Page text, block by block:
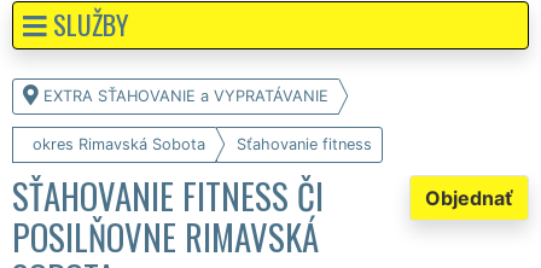
EXTRA SŤAHOVANIE a VYPRATÁVANIE
okres Rimavská Sobota Sťahovanie fitness
Objednať
SŤAHOVANIE FITNESS ČI
POSILŇOVNE RIMAVSKÁ
SLUŽBY